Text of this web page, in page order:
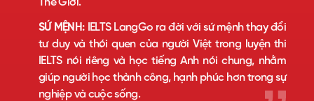
Thế Giới.
SỨ MỆNH:IELTS LangGo ra đời với sứ mệnh thay đổi
tư duy và thói quen của người Việt trong luyện thi
IELTS nói riêng và học tiếng Anh nói chung, nhằm
giúp người học thành công, hạnh phúc hơn trong sự
nghiệp và cuộc sống.